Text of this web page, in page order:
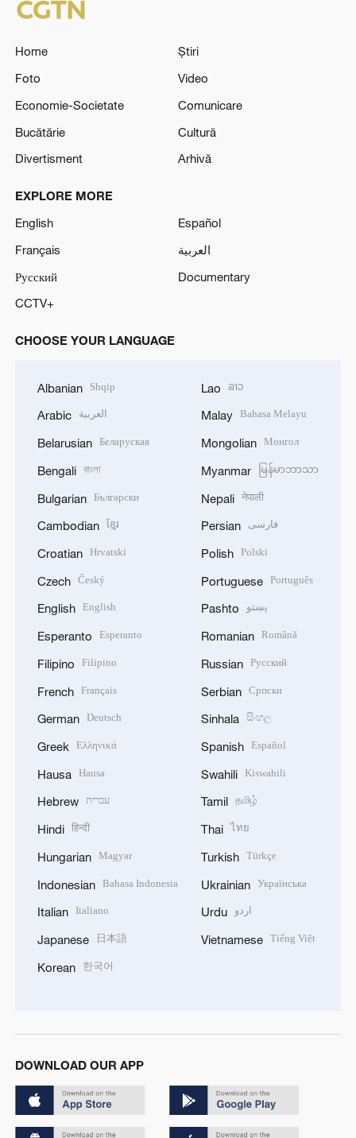
Home
Știri
Foto
Video
Economie-Societate
Comunicare
Bucătărie
Cultură
Divertisment
Arhivă
EXPLORE MORE
English
Español
Français
العربية
Русский
Documentary
CCTV+
CHOOSE YOUR LANGUAGE
Albanian Shqip
Arabic العربية
Belarusian Беларуская
Bengali বাংলা
Bulgarian Български
Cambodian ខ្មែរ
Croatian Hrvatski
Czech Český
English English
Esperanto Esperanto
Filipino Filipino
French Français
German Deutsch
Greek Ελληνικά
Hausa Hausa
Hebrew עברית
Hindi हिन्दी
Hungarian Magyar
Indonesian Bahasa Indonesia
Italian Italiano
Japanese 日本語
Korean 한국어
Lao ລາວ
Malay Bahasa Melayu
Mongolian Монгол
Myanmar မြန်မာဘာသာ
Nepali नेपाली
Persian فارسی
Polish Polski
Portuguese Português
Pashto پښتو
Romanian Română
Russian Русский
Serbian Српски
Sinhala සිංහල
Spanish Español
Swahili Kiswahili
Tamil தமிழ்
Thai ไทย
Turkish Türkçe
Ukrainian Українська
Urdu اردو
Vietnamese Tiếng Việt
DOWNLOAD OUR APP